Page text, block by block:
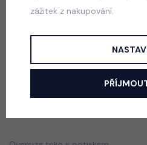
Vacay mode
Popis
zážitek z nakupování.